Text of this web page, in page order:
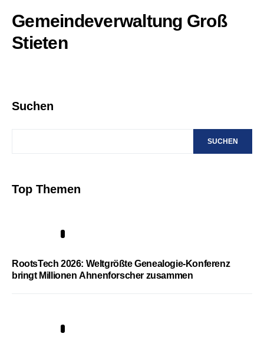
Gemeindeverwaltung Groß
Stieten
Suchen
SUCHEN
Top Themen
RootsTech 2026: Weltgrößte Genealogie-Konferenz
bringt Millionen Ahnenforscher zusammen